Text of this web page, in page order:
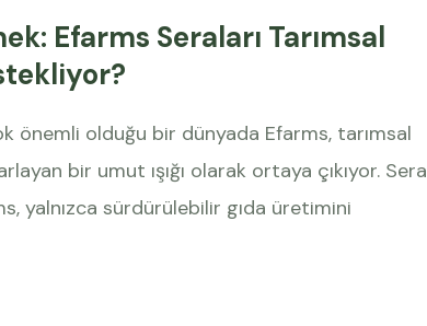
Efarms Seraları Tarımsal
önemli olduğu bir dünyada Efarms, tarımsal
bir umut ışığı olarak ortaya çıkıyor. Sera
yalnızca sürdürülebilir gıda üretimini